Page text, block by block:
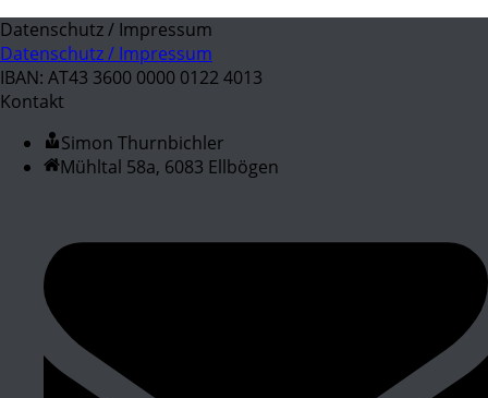
Datenschutz / Impressum
Datenschutz / Impressum
IBAN: AT43 3600 0000 0122 4013
Kontakt
Simon Thurnbichler
Mühltal 58a, 6083 Ellbögen